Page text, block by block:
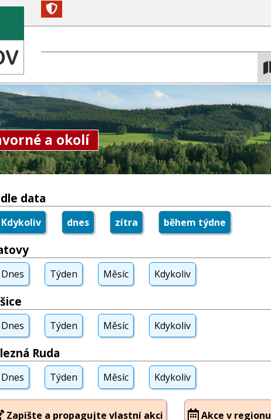
a okolí
data
Kdykoliv dnes zítra během týdne
Dnes Týden Měsíc Kdykoliv
Dnes Týden Měsíc Kdykoliv
Ruda
Dnes Týden Měsíc Kdykoliv
Zapište a propagujte vlastní akci Akce v regionu